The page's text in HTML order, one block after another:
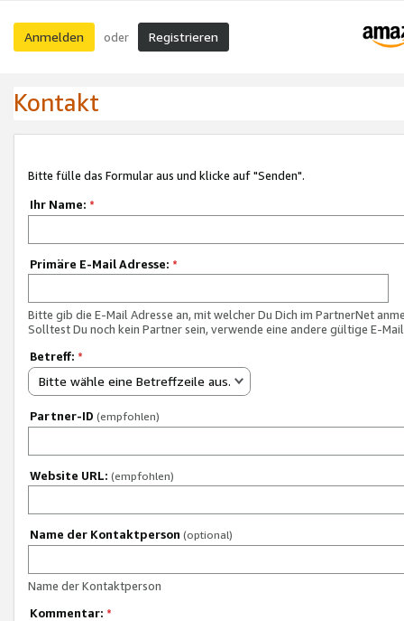
Anmelden oder Registrieren
Kontakt
Bitte fülle das Formular aus und klicke auf "Senden".
Ihr Name: *
Primäre E-Mail Adresse: *
Bitte gib die E-Mail Adresse an, mit welcher Du Dich im PartnerNet
Solltest Du noch kein Partner sein, verwende eine andere gültige E-
Betreff: *
Bitte wähle eine Betreffzeile aus.
Partner-ID (empfohlen)
Website URL: (empfohlen)
Name der Kontaktperson (optional)
Name der Kontaktperson
Kommentar: *